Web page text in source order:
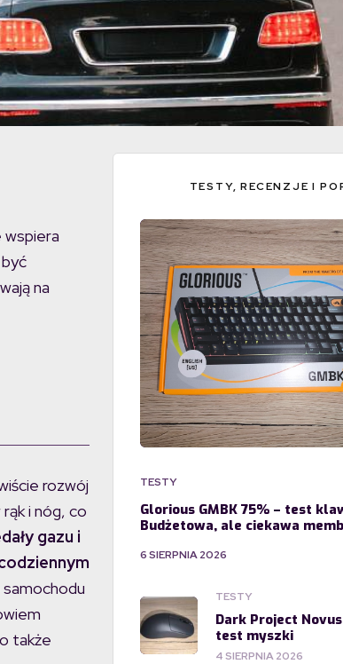
wspiera
na
rozwój
i nóg, co
gazu i
także
TESTY, RECENZJE I
TESTY
Glorious GMBK 75% – test
Budżetowa, ale ciekawa
6 SIERPNIA 2026
TESTY
Dark Project
test myszki
4 SIERPNIA 2026